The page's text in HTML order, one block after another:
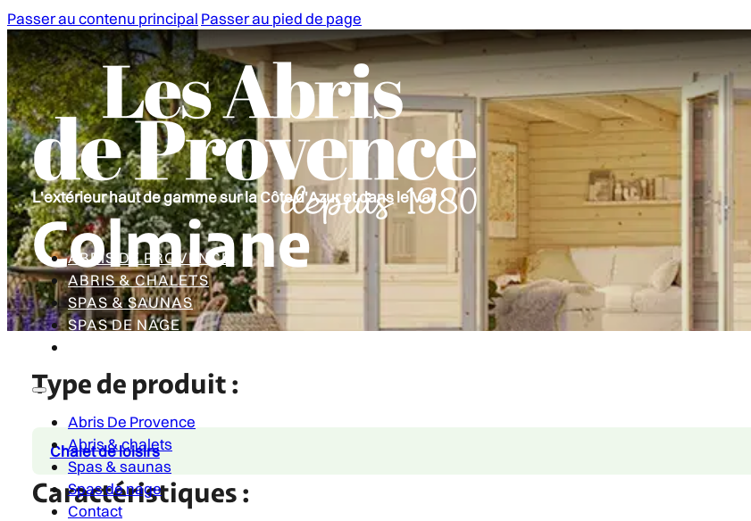
Passer au contenu principal Passer au pied de page
ABRIS DE PROVENCE
ABRIS & CHALETS
SPAS & SAUNAS
SPAS DE NAGE
Abris De Provence
Abris & chalets
Spas & saunas
Spas de nage
Contact
L'extérieur haut de gamme sur la Côte d'Azur et dans le Var
Colmiane
Type de produit :
Chalet de loisirs
Caractéristiques :